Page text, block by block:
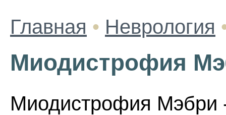
Главная • Неврология
Миодистрофия
Миодистрофия Мэбри